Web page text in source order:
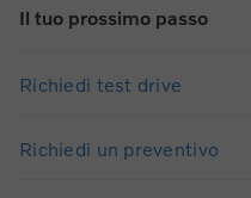
Il tuo prossimo passo
Richiedi test drive
Richiedi un preventivo